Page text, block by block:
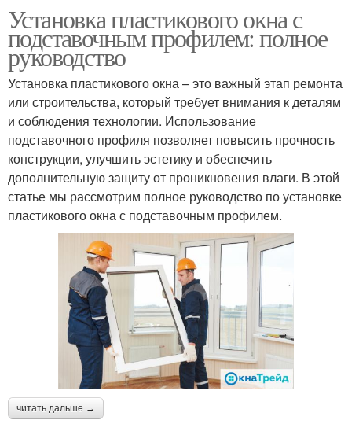
Установка пластикового окна с
подставочным профилем: полное
руководство
Установка пластикового окна – это важный этап ремонта
или строительства, который требует внимания к деталям
и соблюдения технологии. Использование
подставочного профиля позволяет повысить прочность
конструкции, улучшить эстетику и обеспечить
дополнительную защиту от проникновения влаги. В этой
статье мы рассмотрим полное руководство по установке
пластикового окна с подставочным профилем.
читать дальше →